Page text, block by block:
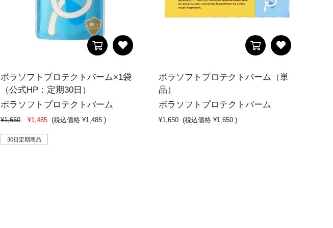
ボラソフトプロテクトバーム×1袋
（公式HP：定期30日）
ボラソフトプロテクトバーム
¥1,650 ¥1,485 (税込価格 ¥1,485 )
30日定期商品
ボラソフトプロテクトバーム（単
品）
ボラソフトプロテクトバーム
¥1,650 (税込価格 ¥1,650 )